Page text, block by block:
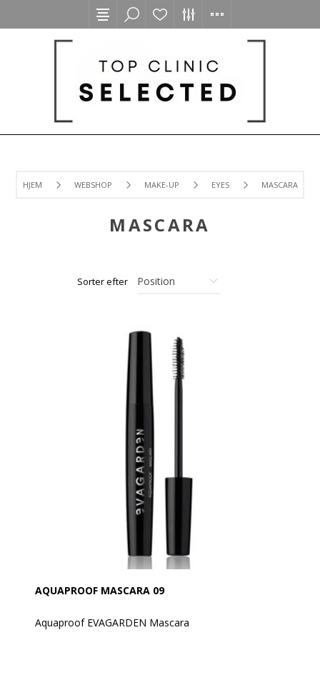
HJEM WEBSHOP MAKE-UP EYES MASCARA
MASCARA
Sorter efter
AQUAPROOF MASCARA 09
Aquaproof EVAGARDEN Mascara